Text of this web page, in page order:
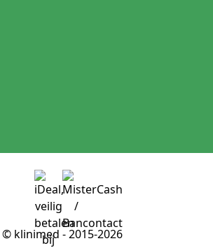
© klinimed - 2015-2026